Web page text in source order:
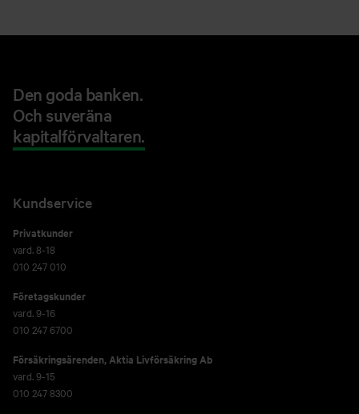
Den goda banken.
Och suveräna
kapitalförvaltaren.
Kundservice
Privatkunder
vard. 8-18
010 247 010
Företagskunder
vard. 9-16
010 247 6700
Försäkringsärenden,Aktia Livförsäkring Ab
vard. 9-15
010 247 8300